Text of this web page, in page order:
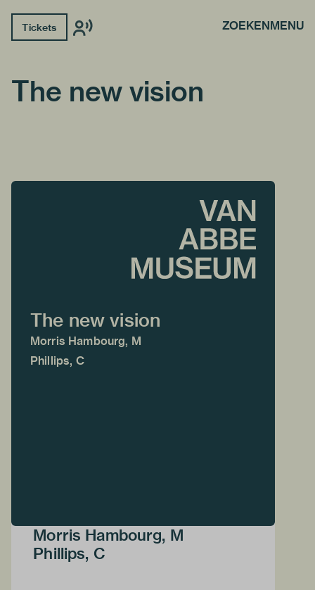
Tickets ZOEKENMENU
The new vision
The new vision
Morris Hambourg, M
Phillips, C
Morris Hambourg, M
Phillips, C